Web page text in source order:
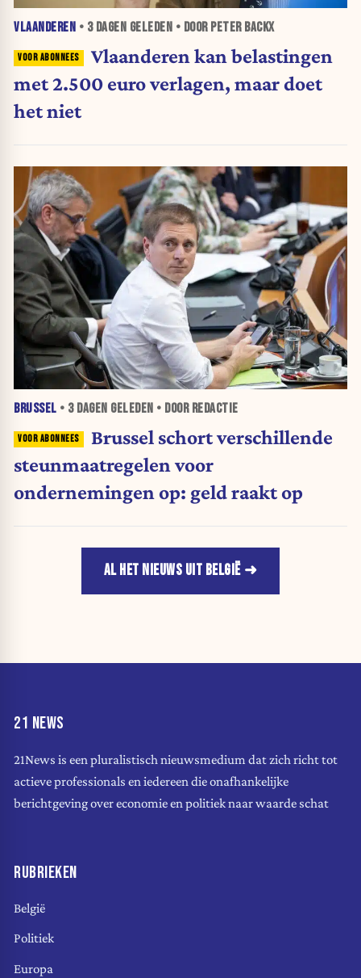
VLAANDEREN • 3 DAGEN GELEDEN • DOOR PETER BACKX
Vlaanderen kan belastingen
met 2.500 euro verlagen, maar doet
het niet
BRUSSEL • 3 DAGEN GELEDEN • DOOR REDACTIE
Brussel schort verschillende
steunmaatregelen voor
ondernemingen op: geld raakt op
AL HET NIEUWS UIT BELGIË
21 NEWS
21News is een pluralistisch nieuwsmedium dat zich richt tot
actieve professionals en iedereen die onafhankelijke
berichtgeving over economie en politiek naar waarde schat
RUBRIEKEN
België
Politiek
Europa